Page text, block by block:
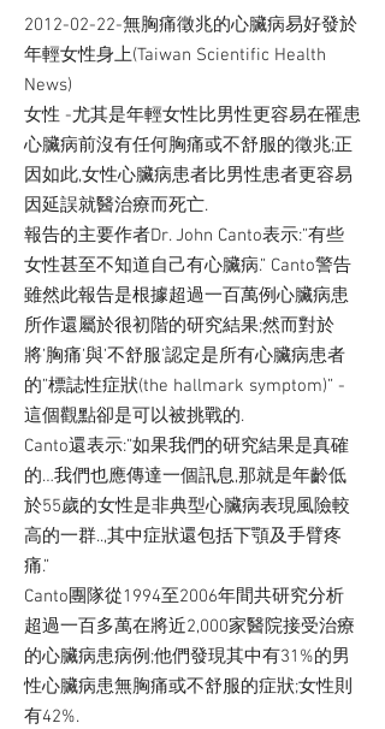
2012-02-22-無胸痛徵兆的心臟病易好發於
年輕女性身上(Taiwan Scientific Health
News)
女性 -尤其是年輕女性比男性更容易在罹患
心臟病前沒有任何胸痛或不舒服的徵兆;正
因如此,女性心臟病患者比男性患者更容易
因延誤就醫治療而死亡.
報告的主要作者Dr. John Canto表示:”有些
女性甚至不知道自己有心臟病.” Canto警告
雖然此報告是根據超過一百萬例心臟病患
所作還屬於很初階的研究結果;然而對於
將’胸痛’與’不舒服’認定是所有心臟病患者
的”標誌性症狀(the hallmark symptom)” -
這個觀點卻是可以被挑戰的.
Canto還表示:”如果我們的研究結果是真確
的…我們也應傳達一個訊息,那就是年齡低
於55歲的女性是非典型心臟病表現風險較
高的一群..,其中症狀還包括下顎及手臂疼
痛.”
Canto團隊從1994至2006年間共研究分析
超過一百多萬在將近2,000家醫院接受治療
的心臟病患病例;他們發現其中有31%的男
性心臟病患無胸痛或不舒服的症狀;女性則
有42%.